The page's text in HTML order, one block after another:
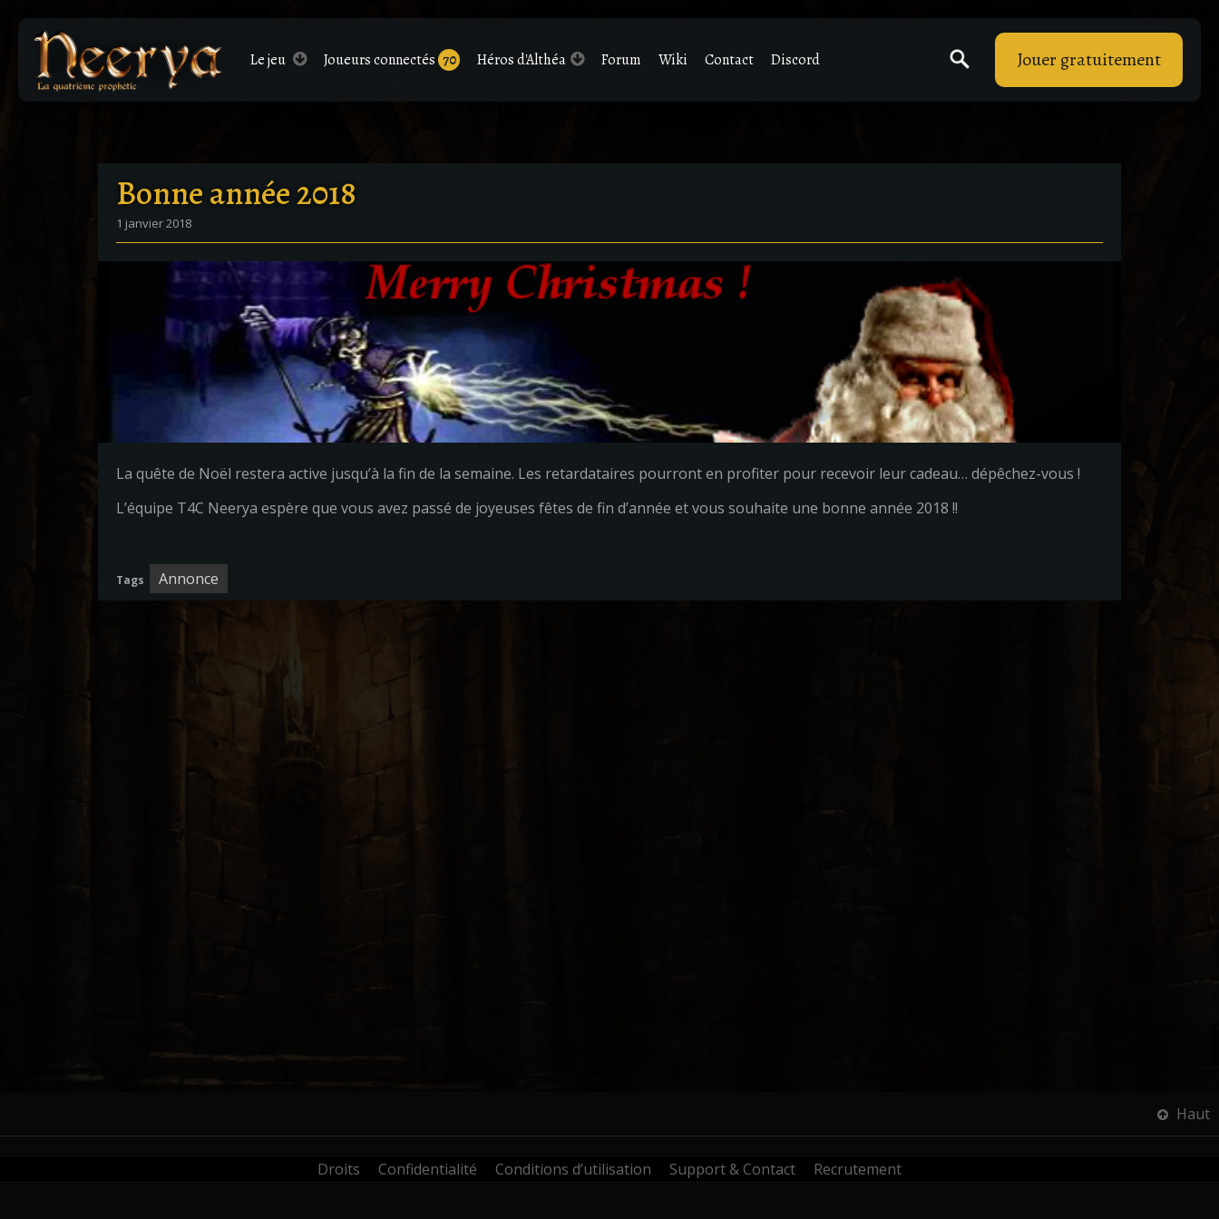
Lejeu Joueurs connectés 70 Héros d'Althéa Forum Wiki Contact Discord Jouer gratuitement
Bonne année 2018
1 janvier 2018
La quête de Noël restera active jusqu’à la fin de la semaine. Les retardataires pourront en profiter pour recevoir leur cadeau… dépêchez-vous !
L’équipe T4C Neerya espère que vous avez passé de joyeuses fêtes de fin d’année et vous souhaite une bonne année 2018 !!
Tags Annonce
Haut
Droits Confidentialité Conditions d’utilisation Support & Contact Recrutement